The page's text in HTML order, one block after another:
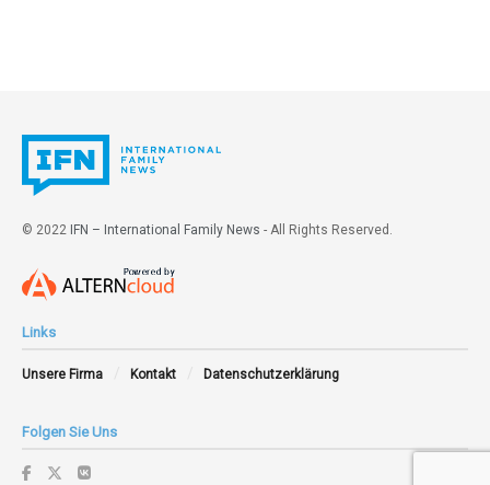
© 2022 IFN – International Family News - All Rights Reserved.
Links
Unsere Firma Kontakt Datenschutzerklärung
Folgen Sie Uns